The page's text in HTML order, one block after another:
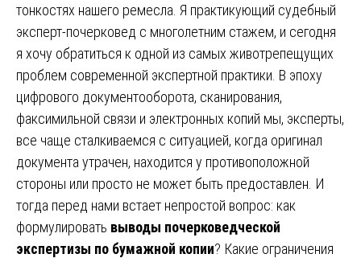
тонкостях нашего ремесла. Я практикующий судебный
эксперт-почерковед с многолетним стажем, и сегодня
я хочу обратиться к одной из самых животрепещущих
проблем современной экспертной практики. В эпоху
цифрового документооборота, сканирования,
факсимильной связи и электронных копий мы, эксперты,
все чаще сталкиваемся с ситуацией, когда оригинал
документа утрачен, находится у противоположной
стороны или просто не может быть предоставлен. И
тогда перед нами встает непростой вопрос: как
формулировать выводы почерковедческой
экспертизы по бумажной копии? Какие ограничения